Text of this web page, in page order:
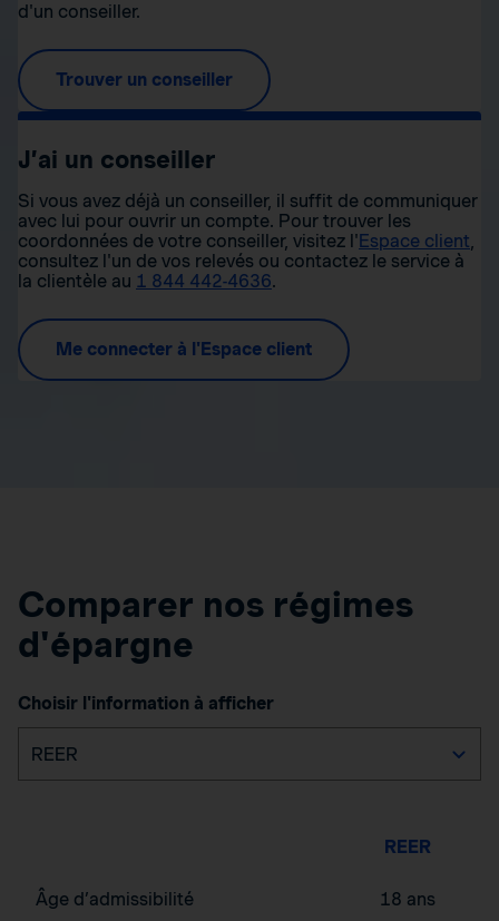
d'un conseiller.
Trouver un conseiller
J’ai un conseiller
Si vous avez déjà un conseiller, il suffit de communiquer
avec lui pour ouvrir un compte. Pour trouver les
coordonnées de votre conseiller, visitez l' Espace client,
consultez l'un de vos relevés ou contactez le service à
la clientèle au 1 844 442-4636.
Me connecter à l'Espace client
Comparer nos régimes
d'épargne
Choisir l'information à afficher
REER
Âge d’admissibilité 18 ans